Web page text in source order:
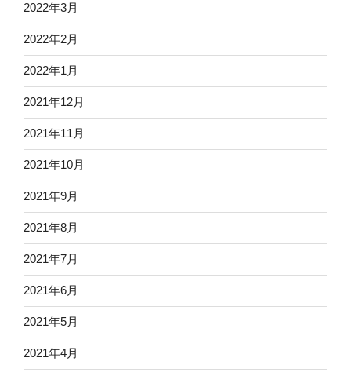
2022年3月
2022年2月
2022年1月
2021年12月
2021年11月
2021年10月
2021年9月
2021年8月
2021年7月
2021年6月
2021年5月
2021年4月